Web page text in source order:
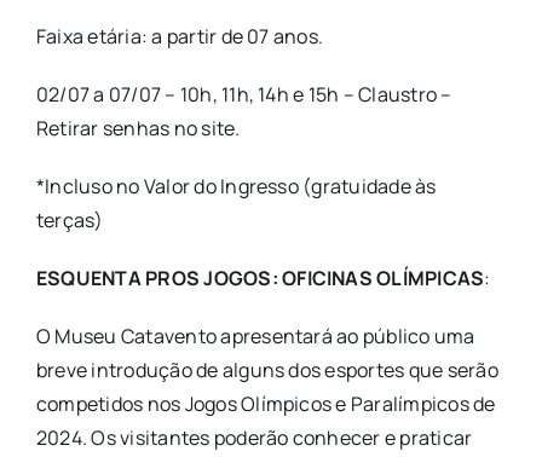
Faixa etária: a partir de 07 anos.
02/07 a 07/07 – 10h, 11h, 14h e 15h – Claustro –
Retirar senhas no site.
*Incluso no Valor do Ingresso (gratuidade às
terças)
ESQUENTA PROS JOGOS: OFICINAS OLÍMPICAS:
O Museu Catavento apresentará ao público uma
breve introdução de alguns dos esportes que serão
competidos nos Jogos Olímpicos e Paralímpicos de
2024. Os visitantes poderão conhecer e praticar